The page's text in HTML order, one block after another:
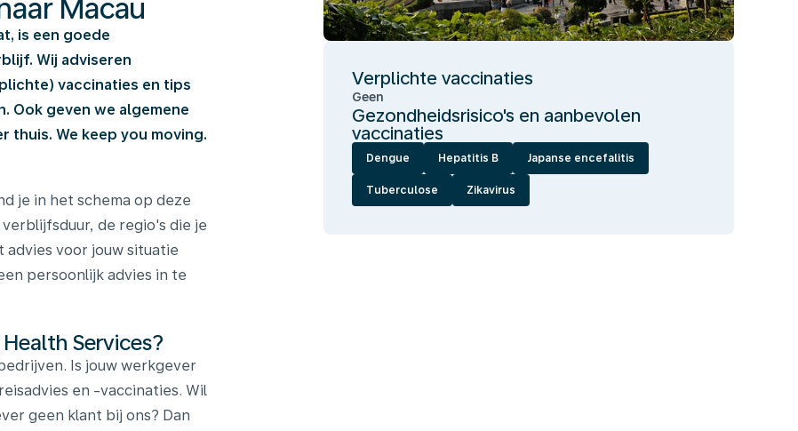
Macau
is een goede
Wij adviseren
vaccinaties en tips
Ook geven we algemene
thuis. We keep you moving.
je in het schema op deze
de regio's die je
advies voor jouw situatie
persoonlijk advies in te
Services?
Is jouw werkgever
en -vaccinaties. Wil
geen klant bij ons? Dan
Verplichte vaccinaties
Geen
Gezondheidsrisico's en aanbevolen
vaccinaties
Dengue Hepatitis B Japanse encefalitis
Tuberculose Zikavirus